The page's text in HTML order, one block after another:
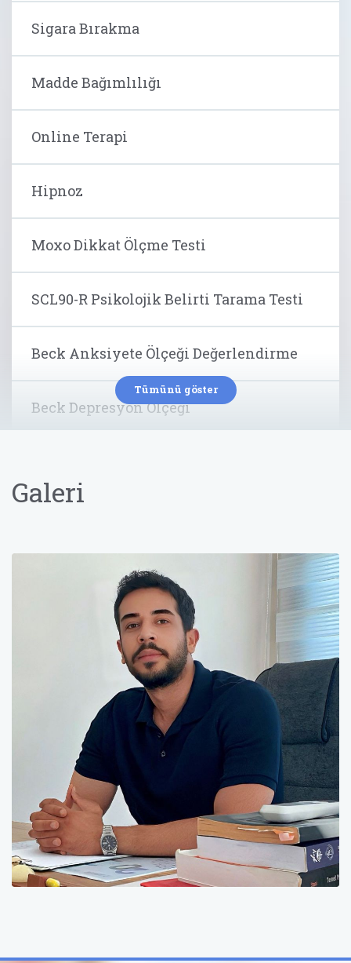
Sigara Bırakma
Madde Bağımlılığı
Online Terapi
Hipnoz
Moxo Dikkat Ölçme Testi
SCL90-R Psikolojik Belirti Tarama Testi
Beck Anksiyete Ölçeği Değerlendirme
Beck Depresyon Ölçeği
Eğitimi
Tümünü göster
Galeri